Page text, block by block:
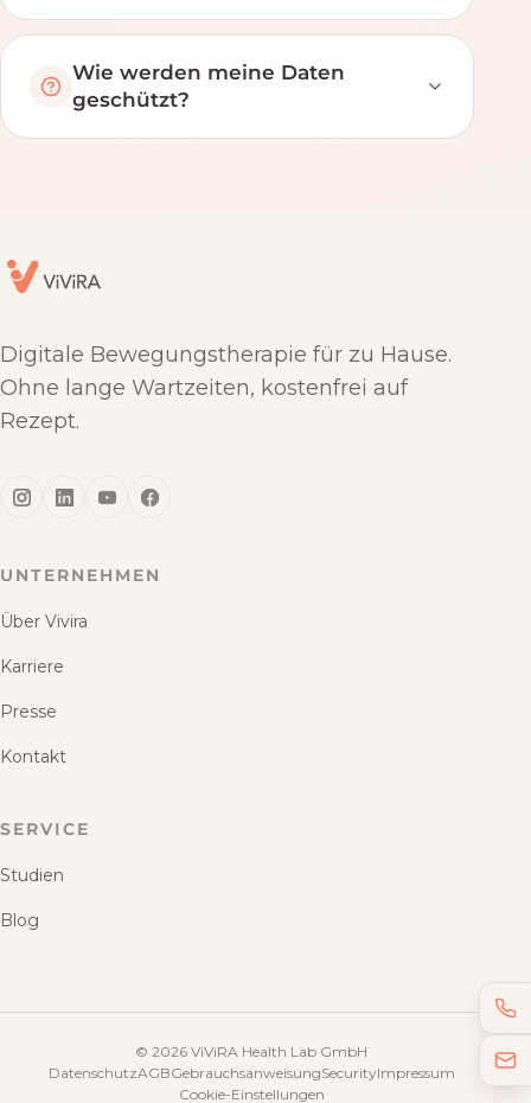
Wie werden meine Daten
geschützt?
Digitale Bewegungstherapie für zu Hause.
Ohne lange Wartzeiten, kostenfrei auf
Rezept.
UNTERNEHMEN
Über Vivira
Karriere
Presse
Kontakt
SERVICE
Studien
Blog
© 2026 ViViRA Health Lab GmbH
DatenschutzAGBGebrauchsanweisungSecurityImpressum
Cookie-Einstellungen